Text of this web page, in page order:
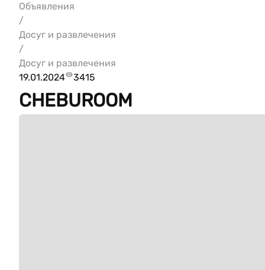
Объявления
/
Досуг и развлечения
/
Досуг и развлечения
19.01.2024
3415
CHEBUROOM